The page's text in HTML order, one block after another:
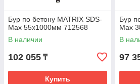
Бур по бетону MATRIX SDS-
Max 55х1000мм 712568
В наличии
102 055 ₸
Купить
Бур
Max
В
97